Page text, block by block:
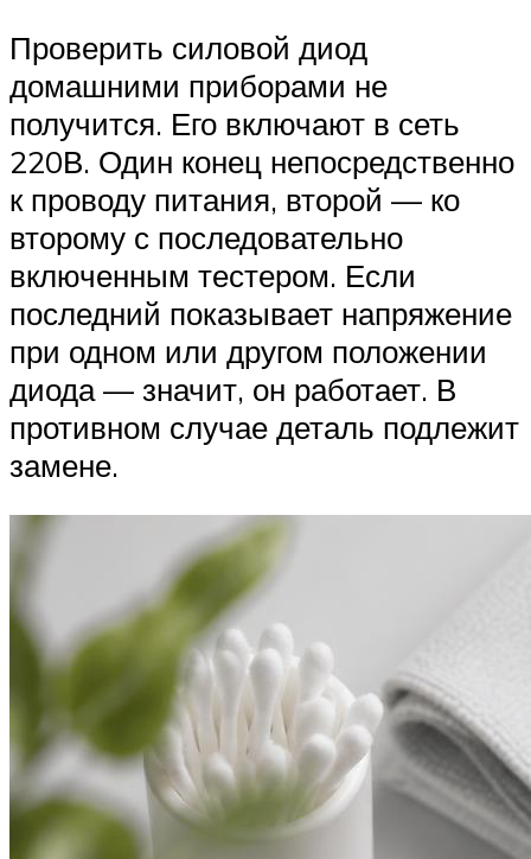
Проверить силовой диод
домашними приборами не
получится. Его включают в сеть
220В. Один конец непосредственно
к проводу питания, второй — ко
второму с последовательно
включенным тестером. Если
последний показывает напряжение
при одном или другом положении
диода — значит, он работает. В
противном случае деталь подлежит
замене.